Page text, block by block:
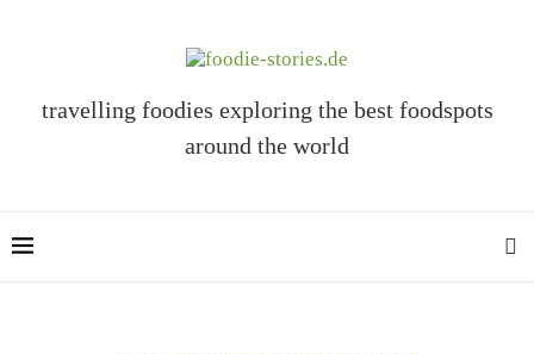
travelling foodies exploring the best foodspots
around the world